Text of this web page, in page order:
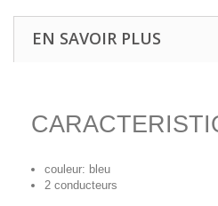
EN SAVOIR PLUS
couleur: bleu
2 conducteurs